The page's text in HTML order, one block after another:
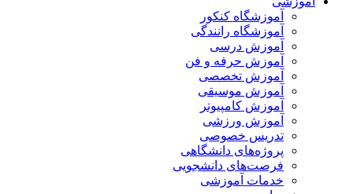
آموزشگاه کنکور
آموزشگاه رانندگی
آموزش درسی
آموزش حرفه و فن
آموزش تخصصی
آموزش موسیقی
آموزش کامپیوتر
آموزش ورزشی
تدریس خصوصی
پروژه‌های دانشگاهی
فرصت‌های دانشجویی
خدمات آموزشی